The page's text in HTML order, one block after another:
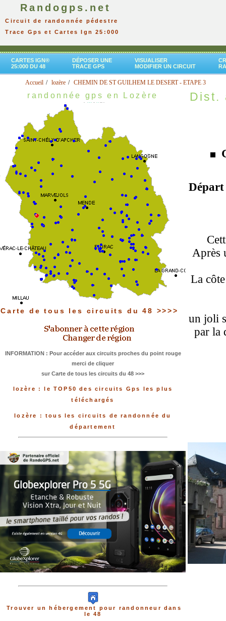
Randogps.net
Circuit de randonnée pédestre
Trace Gps et Cartes Ign 25:000
CARTES IGN®
25:000 DU 48
DÉPOSER UNE
TRACE GPS
VISUALISER
MODIFIER UN CIRCUIT
Accueil lozère CHEMIN DE ST GUILHEM LE DESERT - ETAPE 3
randonnée gps en Lozère
Carte de tous les circuits du 48 >>>>
INFORMATION : Pour accéder aux circuits proches du point rouge
merci de cliquer
sur Carte de tous les circuits du 48 >>>
lozère : le TOP50 des circuits Gps les plus
téléchargés
lozère : tous les circuits de randonnée du
département
Trouver un hébergement pour randonneur dans
le 48
Dist.
Après
La
un joli
par la